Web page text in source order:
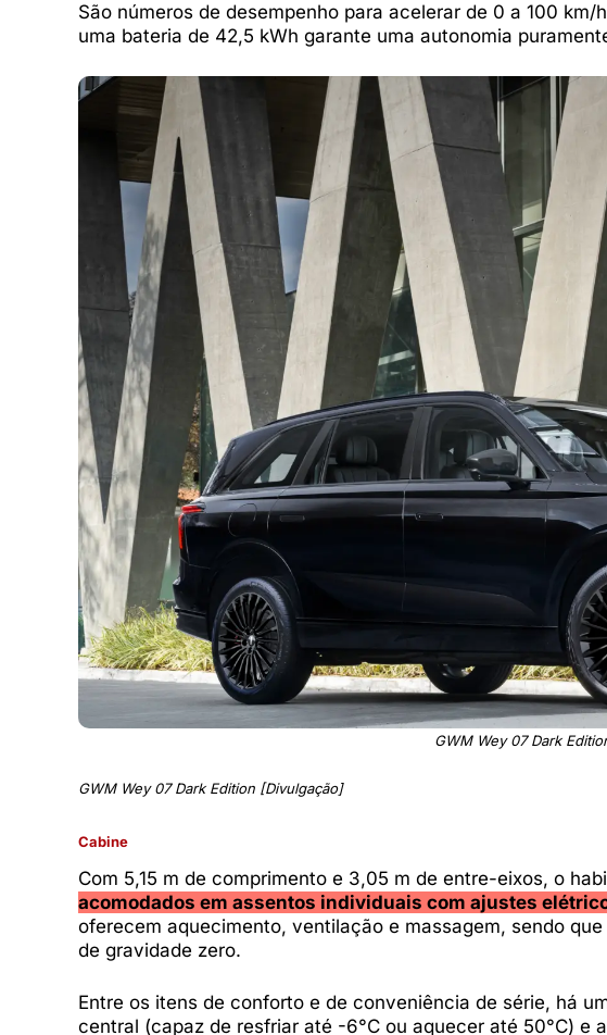
São números de desempenho para acelerar de 0 a 100
uma bateria de 42,5 kWh garante uma autonomia
GWM Wey 07 Dark
GWM Wey 07 Dark Edition [Divulgação]
Cabine
Com 5,15 m de comprimento e 3,05 m de entre-eixos, o
acomodados em assentos individuais com ajustes
oferecem aquecimento, ventilação e massagem, sendo
de gravidade zero.
Entre os itens de conforto e de conveniência de série, há
central (capaz de resfriar até -6°C ou aquecer até 50°C) e